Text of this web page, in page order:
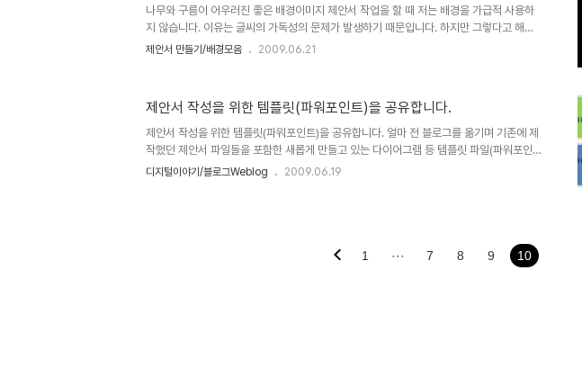
멋진제안서 만들기 hisastro's PT템플릿 링크 썸네일 모음 ▣ ☆ ..
나무와 구름이 어우러진 좋은 배경이미지 제안서 작업을 할 때 저는 배경을 가급적 사용하
지 않습니다. 이유는 글씨의 가독성의 문제가 발생하기 때문입니다. 하지만 그렇다고 해서
배경을 전혀 고려하지 않는 것은 아닙니다. 때로는 배경에 의하여 전체적으로 제안서의 질
잘못 사용하게 되면 문제가 된다는 것... 정도... 하지만, 이를 해결할 수 있는 방법이나 경로
가 있다는 것도 너무나 다행인데, 그러한 싸이트들이 적지 않게 있다는 것과 그..
제안서 만들기/배경모음 2009.06.21
제안서 작성을 위한 템플릿(파워포인트)을 공유합니다.
제안서 작성을 위한 템플릿(파워포인트)을 공유합니다. 얼마 전 블로그를 옮기며 기존에 제
작했던 제안서 파일들을 포함한 새롭게 만들고 있는 다이어그램 등 템플릿 파일(파워포인
트2007)을 올리고 있습니다. 디지털 나눔의 일환으로... 템플릿 제작은 가능한 파워포인트
셔야... 그 함께하고자 하는 것의 진정한 의미가 이루어지는 것이고 디지털의 기본적 속성인
디지털이야기/블로그Weblog 2009.06.19
1 ··· 7 8 9 10